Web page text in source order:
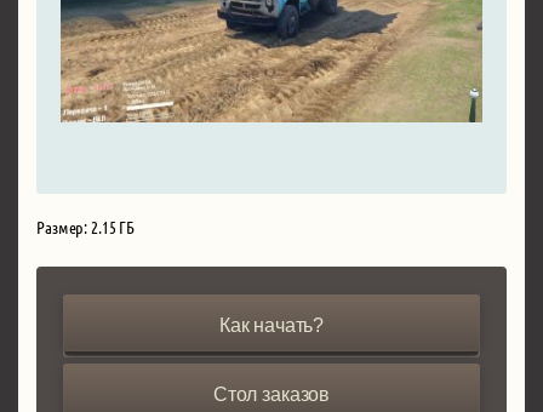
Размер: 2.15 ГБ
Как начать?
Стол заказов